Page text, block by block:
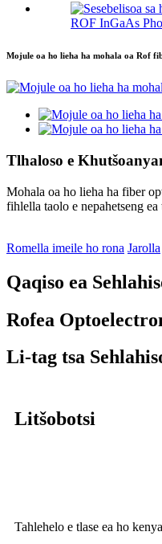
ROF InGaAs
Mojule oa ho lieha ha mohala oa Rof
Tlhaloso e
Mohala oa ho lieha ha fiber
fihlella taolo e nepahetseng
Romella imeile ho rona Jarolla
Qaqiso ea
Rofea
Li-tag tsa
Litšobotsi
Tahlehelo e tlase ea ho kenya